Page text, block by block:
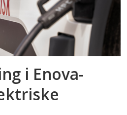
i Enova-